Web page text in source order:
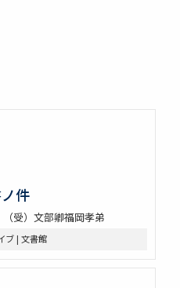
件
受）文部卿福岡孝弟
ブ | 文書館